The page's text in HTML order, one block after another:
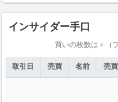
インサイダー手口
買いの枚数は＋（
取引日 売買 名前 売